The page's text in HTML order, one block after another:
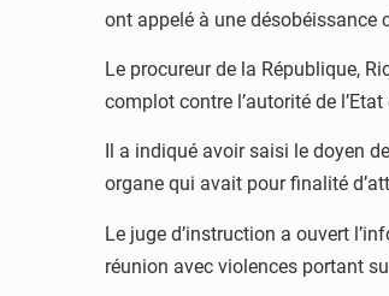
ont appelé à une désobéissance
Le procureur de la République,
complot contre l’autorité de
Il a indiqué avoir saisi le doyen
organe qui avait pour finalité
Le juge d’instruction a ouvert
réunion avec violences portant